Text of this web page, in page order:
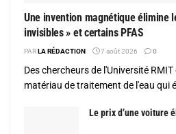
Une invention magnétique élimine
invisibles » et certains PFAS
PAR LA RÉDACTION 7 août 2026 0
Des chercheurs de l'Université
matériau de traitement de l'eau qui
Le prix d’une voiture